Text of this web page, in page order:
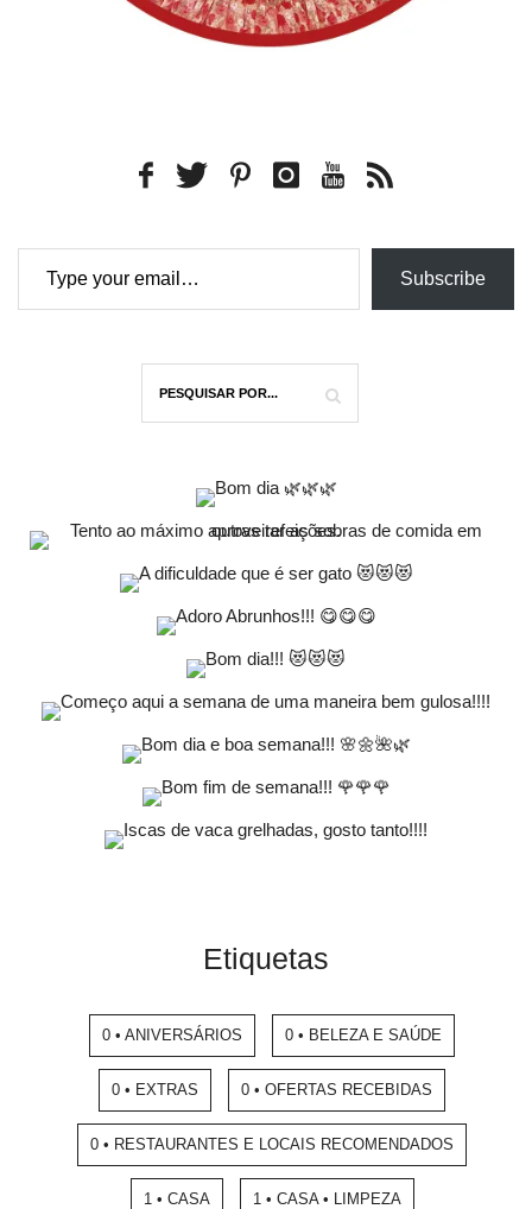
Type your email…
Subscribe
Etiquetas
0 • ANIVERSÁRIOS 0 • BELEZA E SAÚDE
0 • EXTRAS 0 • OFERTAS RECEBIDAS
0 • RESTAURANTES E LOCAIS RECOMENDADOS
1 • CASA 1 • CASA • LIMPEZA